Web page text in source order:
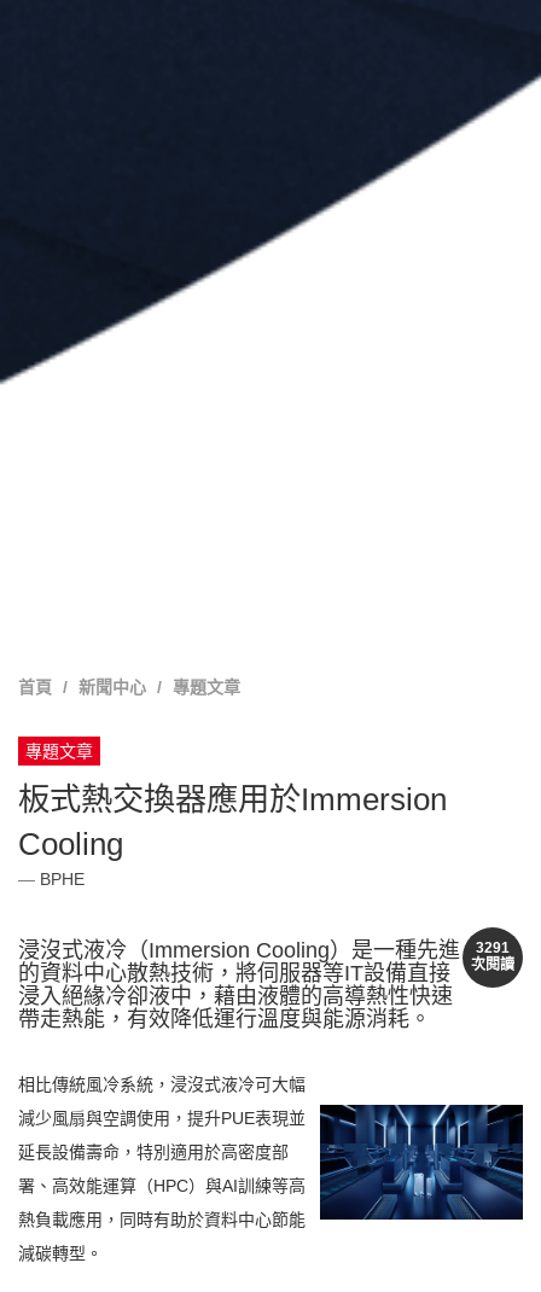
首頁 新聞中心 專題文章
專題文章
板式熱交換器應用於Immersion
Cooling
BPHE
3291
次閱讀
浸沒式液冷（Immersion Cooling）是一種先進
的資料中心散熱技術，將伺服器等IT設備直接
浸入絕緣冷卻液中，藉由液體的高導熱性快速
帶走熱能，有效降低運行溫度與能源消耗。
相比傳統風冷系統，浸沒式液冷可大幅
減少風扇與空調使用，提升PUE表現並
延長設備壽命，特別適用於高密度部
署、高效能運算（HPC）與AI訓練等高
熱負載應用，同時有助於資料中心節能
減碳轉型。